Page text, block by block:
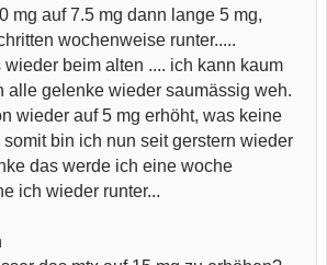
mg auf 7.5 mg dann lange 5 mg,
wochenweise runter.....
beim alten .... ich kann kaum
alle gelenke wieder saumässig weh.
wieder auf 5 mg erhöht, was keine
somit bin ich nun seit gerstern wieder
das werde ich eine woche
ich wieder runter...